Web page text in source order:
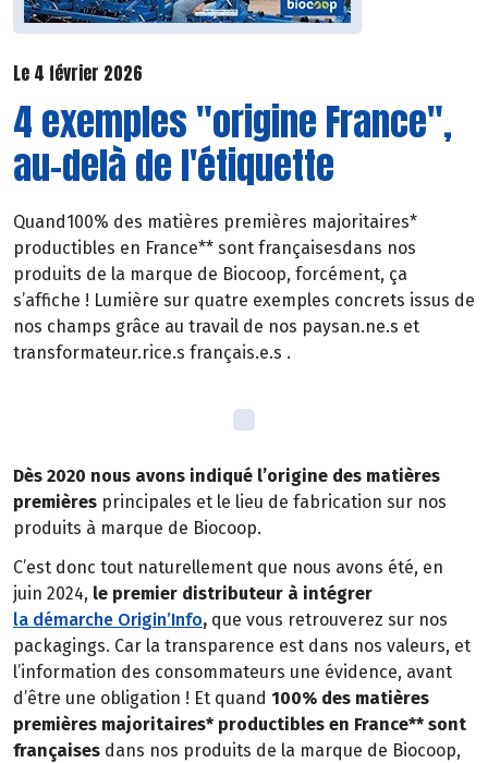
Le 4 février 2026
4 exemples "origine France",
au-delà de l'étiquette
Quand100% des matières premières majoritaires*
productibles en France** sont françaisesdans nos
produits de la marque de Biocoop, forcément, ça
s’affiche ! Lumière sur quatre exemples concrets issus de
nos champs grâce au travail de nos paysan.ne.s et
transformateur.rice.s français.e.s .
Dès 2020 nous avons indiqué l’origine des matières
premières principales et le lieu de fabrication sur nos
produits à marque de Biocoop.
C’est donc tout naturellement que nous avons été, en
juin 2024, le premier distributeur à intégrer
la démarche Origin’Info, que vous retrouverez sur nos
packagings. Car la transparence est dans nos valeurs, et
l’information des consommateurs une évidence, avant
d’être une obligation ! Et quand 100% des matières
premières majoritaires* productibles en France** sont
françaises dans nos produits de la marque de Biocoop,